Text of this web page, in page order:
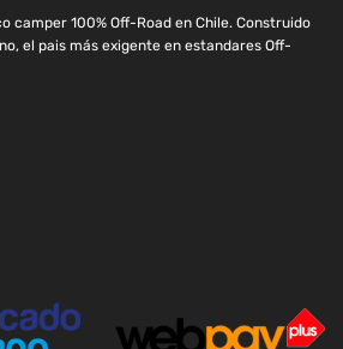
camper 100% Off-Road en Chile. Construido
el pais más exigente en estandares Off-